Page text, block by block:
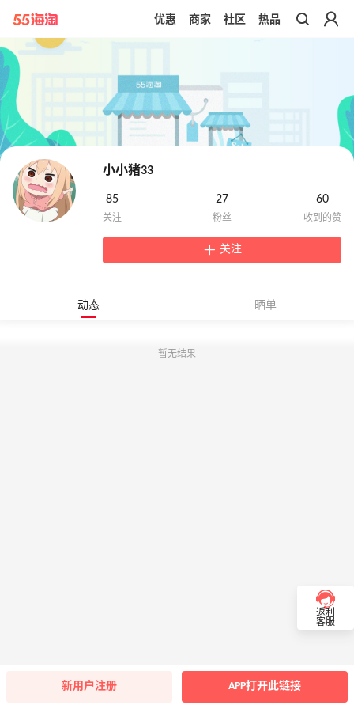
带你去官网买正品
优惠 商家 社区 热品
小小猪33
85 27 60
关注
动态 晒单
暂无结果
返利
客服
新用户注册 APP打开此链接